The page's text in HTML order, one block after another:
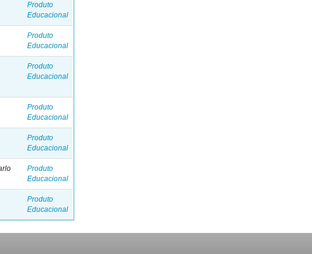
Produto
Educacional
Produto
Educacional
Produto
Educacional
Produto
Educacional
Produto
Educacional
Produto
Educacional
Produto
Educacional